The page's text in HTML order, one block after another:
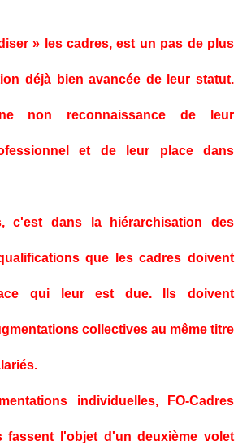
» les cadres, est un pas de plus
déjà bien avancée de leur statut.
non reconnaissance de leur
et de leur place dans
c'est dans la hiérarchisation des
que les cadres doivent
qui leur est due. Ils doivent
collectives au même titre
individuelles, FO-Cadres
fassent l'objet d'un deuxième volet